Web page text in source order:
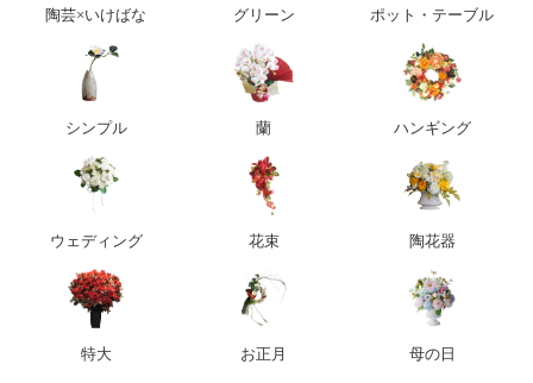
陶芸×いけばな グリーン ポット・テーブル
シンプル 蘭 ハンギング
ウェディング 花束 陶花器
特大 お正月 母の日